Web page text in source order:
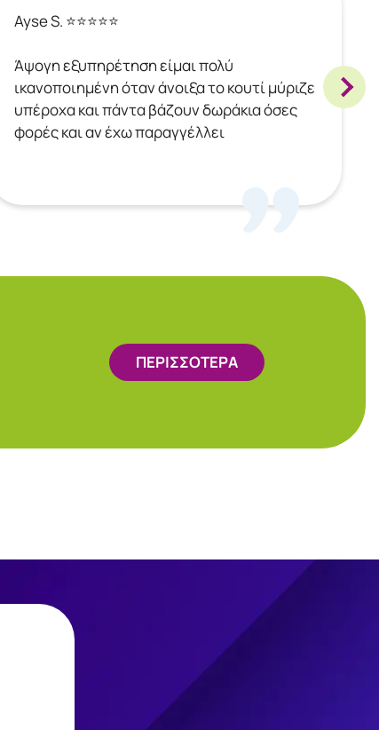
Ayse S. ⭐⭐⭐⭐⭐
Άψογη εξυπηρέτηση είμαι πολύ
ικανοποιημένη όταν άνοιξα το κουτί μύριζε
υπέροχα και πάντα βάζουν δωράκια όσες
φορές και αν έχω παραγγέλλει
ΠΕΡΙΣΣΟΤΕΡΑ